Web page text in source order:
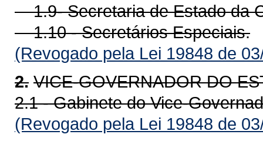
1.9- Secretaria de Estado da
1.10 - Secretários Especiais.
(Revogado pela Lei 19848 de
2. VICE-GOVERNADOR DO
2.1 - Gabinete do Vice-
(Revogado pela Lei 19848 de